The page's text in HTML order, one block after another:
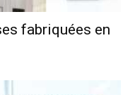
fabriquées en